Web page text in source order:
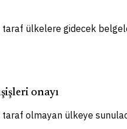
taraf ülkelere gidecek
onayı
taraf olmayan ülkeye